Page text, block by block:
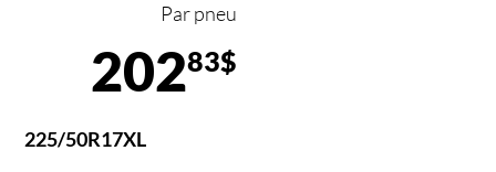
Par pneu
20283$
225/50R17XL